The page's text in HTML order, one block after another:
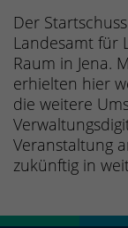
Der
Landesamt für
Raum in Jena.
erhielten hier
die weitere
Veranstaltung
zukünftig in